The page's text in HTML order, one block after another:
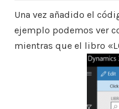
Una vez añadido el
ejemplo podemos ver
mientras que el libro